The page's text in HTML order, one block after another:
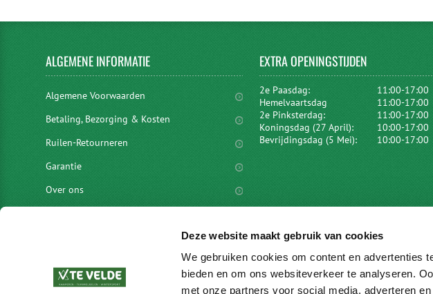
Deze website maakt gebruik van cookies
We gebruiken cookies om content en advertenties
bieden en om ons websiteverkeer te analyseren.
met onze partners voor social media, adverteren
ALGEMENEINFORMATIE
Algemene Voorwaarden
Betaling, Bezorging & Kosten
Ruilen-Retourneren
Garantie
Over ons
vacatures
EXTRAOPENINGSTIJDEN
2e Paasdag:
11:00-17:00
Hemelvaartsdag
11:00-17:00
2e Pinksterdag:
11:00-17:00
Koningsdag (27 April):
10:00-17:00
Bevrijdingsdag (5 Mei):
10:00-17:00